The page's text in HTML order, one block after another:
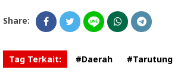
Share:
Tag Terkait: #Daerah #Tarutung